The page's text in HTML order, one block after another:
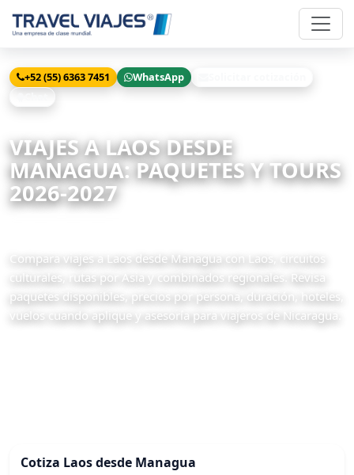
+52 (55) 6363 7451 WhatsApp
VIAJES A LAOS DESDE
MANAGUA: PAQUETES Y TOURS
2026-2027
Compara viajes a Laos desde Managua con Laos, circuitos
culturales, rutas por Asia y combinados regionales. Revisa
paquetes disponibles, precios por persona, duración, hoteles,
vuelos cuando aplique y asesoría para viajeros de Nicaragua.
Cotiza Laos desde Managua